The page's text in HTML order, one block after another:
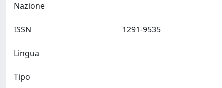
Nazione
ISSN
Lingua
Tipo